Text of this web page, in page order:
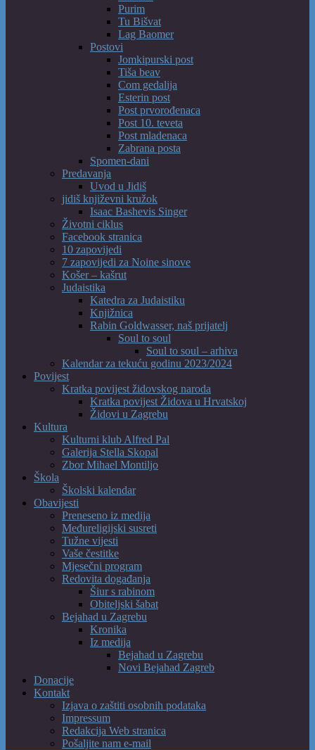
Purim
Tu Bišvat
Lag Baomer
Postovi
Jomkipurski post
Tiša beav
Com gedalija
Esterin post
Post prvorođenaca
Post 10. teveta
Post mladenaca
Zabrana posta
Spomen-dani
Predavanja
Uvod u Jidiš
jidiš književni kružok
Isaac Bashevis Singer
Životni ciklus
Facebook stranica
10 zapovijedi
7 zapovijedi za Noine sinove
Košer – kašrut
Judaistika
Katedra za Judaistiku
Knjižnica
Rabin Goldwasser, naš prijatelj
Soul to soul
Soul to soul – arhiva
Kalendar za tekuću godinu 2023/2024
Povijest
Kratka povijest židovskog naroda
Kratka povijest Židova u Hrvatskoj
Židovi u Zagrebu
Kultura
Kulturni klub Alfred Pal
Galerija Stella Skopal
Zbor Mihael Montiljo
Škola
Školski kalendar
Obavijesti
Preneseno iz medija
Međureligijski susreti
Tužne vijesti
Vaše čestitke
Mjesečni program
Redovita događanja
Šiur s rabinom
Obiteljski šabat
Bejahad u Zagrebu
Kronika
Iz medija
Bejahad u Zagrebu
Novi Bejahad Zagreb
Donacije
Kontakt
Izjava o zaštiti osobnih podataka
Impressum
Redakcija Web stranica
Pošaljite nam e-mail